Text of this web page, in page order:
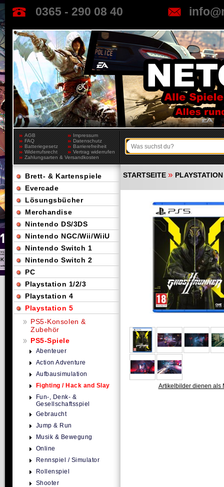
0365 - 290 08 40
AGB
Impressum
FAQ
Datenschutz
Batteriegesetz
Barrierefreiheit
Widerrufsrecht
Vertrag widerrufen
Zahlungsarten & Versandkosten
STARTSEITE »
Artikelbilder dienen als
Brett- & Kartenspiele
Evercade
Lösungsbücher
Merchandise
Nintendo DS/3DS
Nintendo NGC/Wii/WiiU
Nintendo Switch 1
Nintendo Switch 2
PC
Playstation 1/2/3
Playstation 4
Playstation 5
PS5-Konsolen &
Zubehör
PS5-Spiele
Abenteuer
Action Adventure
Aufbausimulation
Fighting / Hack and Slay
Fun-, Denk- &
Gesellschaftsspiel
Gebraucht
Jump & Run
Musik & Bewegung
Online
Rennspiel / Simulator
Rollenspiel
Shooter